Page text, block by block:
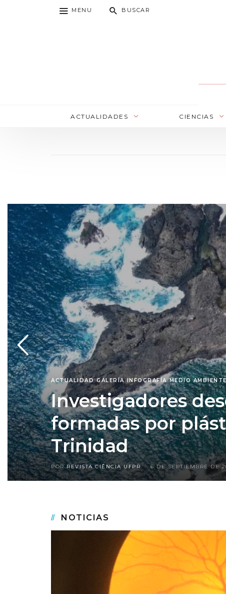
MENU BUSCAR
ACTUALIDADES CIENCIAS
ACTUALIDAD GALERÍA INFOGRAFÍA MEDIO
Investigadores
formadas por
Trinidad
PORREVISTA CIÊNCIA UFPR 6 DE SEPTIEMBRE DE
NOTICIAS